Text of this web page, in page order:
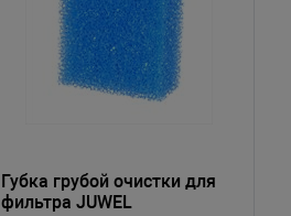
Губка грубой очистки для
фильтра JUWEL